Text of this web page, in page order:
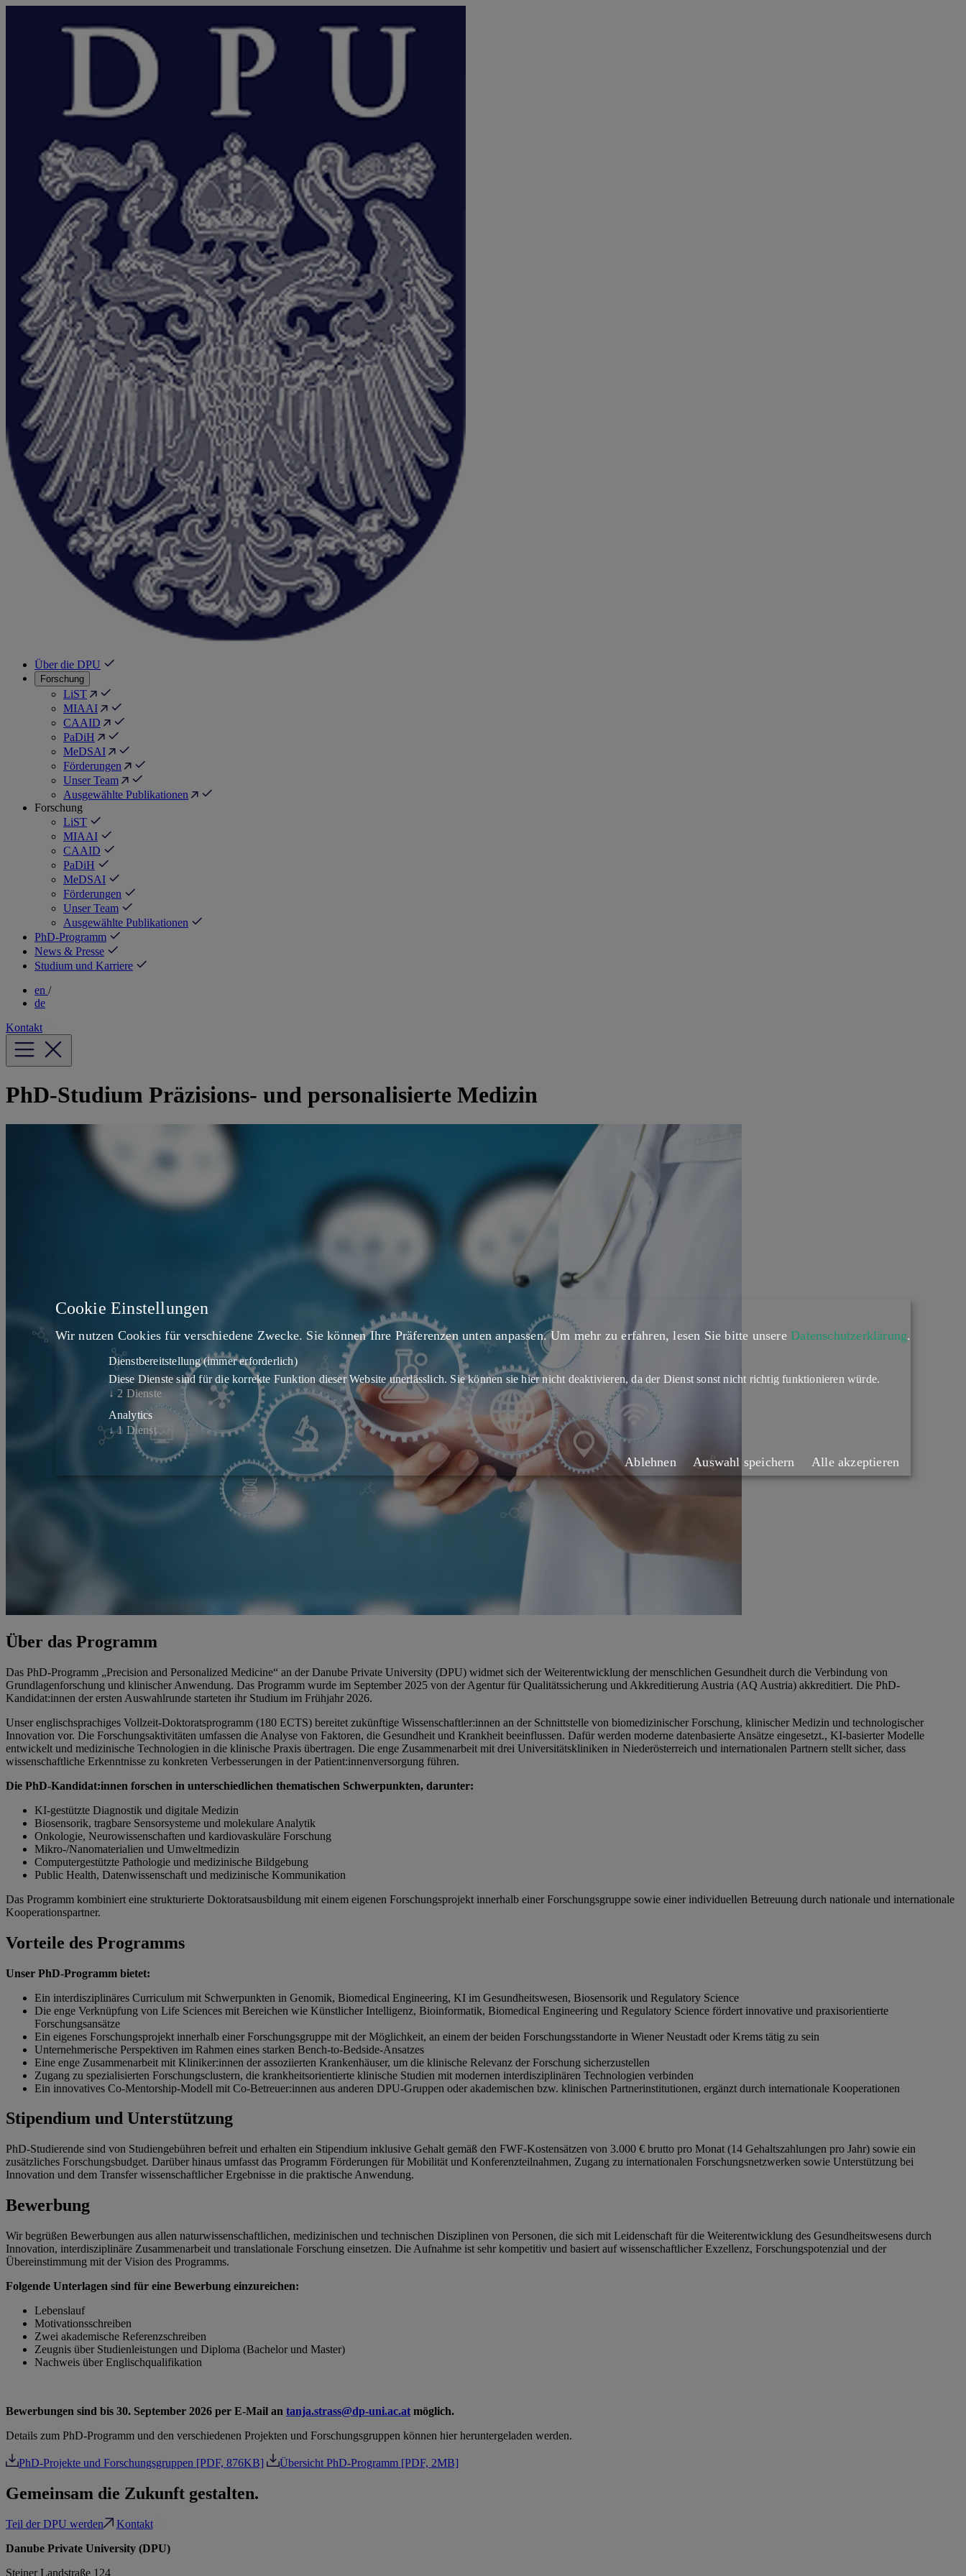
Über die DPU
Forschung
LiST
MIAAI
CAAID
PaDiH
MeDSAI
Förderungen
Unser Team
Ausgewählte Publikationen
Forschung
LiST
MIAAI
CAAID
PaDiH
MeDSAI
Förderungen
Unser Team
Ausgewählte Publikationen
PhD-Programm
News & Presse
Studium und Karriere
en /
de
Kontakt
PhD-Studium Präzisions- und personalisierte Medizin
Über das Programm
Das PhD-Programm „Precision and Personalized Medicine“ an der Danube Private University (DPU) widmet sich der Weiterentwicklung der menschlichen Gesundheit durch die Verbindung von
Grundlagenforschung und klinischer Anwendung. Das Programm wurde im September 2025 von der Agentur für Qualitätssicherung und Akkreditierung Austria (AQ Austria) akkreditiert. Die PhD-
Kandidat:innen der ersten Auswahlrunde starteten ihr Studium im Frühjahr 2026.
Unser englischsprachiges Vollzeit-Doktoratsprogramm (180 ECTS) bereitet zukünftige Wissenschaftler:innen an der Schnittstelle von biomedizinischer Forschung, klinischer Medizin und technologischer
Innovation vor. Die Forschungsaktivitäten umfassen die Analyse von Faktoren, die Gesundheit und Krankheit beeinflussen. Dafür werden moderne datenbasierte Ansätze eingesetzt., KI-basierter Modelle
entwickelt und medizinische Technologien in die klinische Praxis übertragen. Die enge Zusammenarbeit mit drei Universitätskliniken in Niederösterreich und internationalen Partnern stellt sicher, dass
wissenschaftliche Erkenntnisse zu konkreten Verbesserungen in der Patient:innenversorgung führen.
Die PhD-Kandidat:innen forschen in unterschiedlichen thematischen Schwerpunkten, darunter:
KI-gestützte Diagnostik und digitale Medizin
Biosensorik, tragbare Sensorsysteme und molekulare Analytik
Onkologie, Neurowissenschaften und kardiovaskuläre Forschung
Mikro-/Nanomaterialien und Umweltmedizin
Computergestützte Pathologie und medizinische Bildgebung
Public Health, Datenwissenschaft und medizinische Kommunikation
Das Programm kombiniert eine strukturierte Doktoratsausbildung mit einem eigenen Forschungsprojekt innerhalb einer Forschungsgruppe sowie einer individuellen Betreuung durch nationale und internationale
Kooperationspartner.
Vorteile des Programms
Unser PhD-Programm bietet:
Ein interdisziplinäres Curriculum mit Schwerpunkten in Genomik, Biomedical Engineering, KI im Gesundheitswesen, Biosensorik und Regulatory Science
Die enge Verknüpfung von Life Sciences mit Bereichen wie Künstlicher Intelligenz, Bioinformatik, Biomedical Engineering und Regulatory Science fördert innovative und praxisorientierte
Forschungsansätze
Ein eigenes Forschungsprojekt innerhalb einer Forschungsgruppe mit der Möglichkeit, an einem der beiden Forschungsstandorte in Wiener Neustadt oder Krems tätig zu sein
Unternehmerische Perspektiven im Rahmen eines starken Bench-to-Bedside-Ansatzes
Eine enge Zusammenarbeit mit Kliniker:innen der assoziierten Krankenhäuser, um die klinische Relevanz der Forschung sicherzustellen
Zugang zu spezialisierten Forschungsclustern, die krankheitsorientierte klinische Studien mit modernen interdisziplinären Technologien verbinden
Ein innovatives Co-Mentorship-Modell mit Co-Betreuer:innen aus anderen DPU-Gruppen oder akademischen bzw. klinischen Partnerinstitutionen, ergänzt durch internationale Kooperationen
Stipendium und Unterstützung
PhD-Studierende sind von Studiengebühren befreit und erhalten ein Stipendium inklusive Gehalt gemäß den FWF-Kostensätzen von 3.000 € brutto pro Monat (14 Gehaltszahlungen pro Jahr) sowie ein
zusätzliches Forschungsbudget. Darüber hinaus umfasst das Programm Förderungen für Mobilität und Konferenzteilnahmen, Zugang zu internationalen Forschungsnetzwerken sowie Unterstützung bei
Innovation und dem Transfer wissenschaftlicher Ergebnisse in die praktische Anwendung.
Bewerbung
Wir begrüßen Bewerbungen aus allen naturwissenschaftlichen, medizinischen und technischen Disziplinen von Personen, die sich mit Leidenschaft für die Weiterentwicklung des Gesundheitswesens durch
Innovation, interdisziplinäre Zusammenarbeit und translationale Forschung einsetzen. Die Aufnahme ist sehr kompetitiv und basiert auf wissenschaftlicher Exzellenz, Forschungspotenzial und der
Übereinstimmung mit der Vision des Programms.
Folgende Unterlagen sind für eine Bewerbung einzureichen:
Lebenslauf
Motivationsschreiben
Zwei akademische Referenzschreiben
Zeugnis über Studienleistungen und Diploma (Bachelor und Master)
Nachweis über Englischqualifikation
Bewerbungen sind bis 30. September 2026 per E-Mail an tanja.strass@dp-uni.ac.at möglich.
Details zum PhD-Programm und den verschiedenen Projekten und Forschungsgruppen können hier heruntergeladen werden.
PhD-Projekte und Forschungsgruppen [PDF, 876KB] Übersicht PhD-Programm [PDF, 2MB]
Gemeinsam die Zukunft gestalten.
Teil der DPU werden
Kontakt
Danube Private University (DPU)
Steiner Landstraße 124
Cookie Einstellungen
Wir nutzen Cookies für verschiedene Zwecke. Sie können Ihre Präferenzen unten anpassen. Um mehr zu erfahren, lesen Sie bitte unsereDatenschutzerklärung.
Dienstbereitstellung(immer erforderlich)
Diese Dienste sind für die korrekte Funktion dieser Website unerlässlich. Sie können sie hier nicht deaktivieren, da der Dienst sonst nicht richtig funktionieren würde.
↓ 2 Dienste
Analytics
↓ 1 Dienst
Ablehnen Auswahl speichern Alle akzeptieren